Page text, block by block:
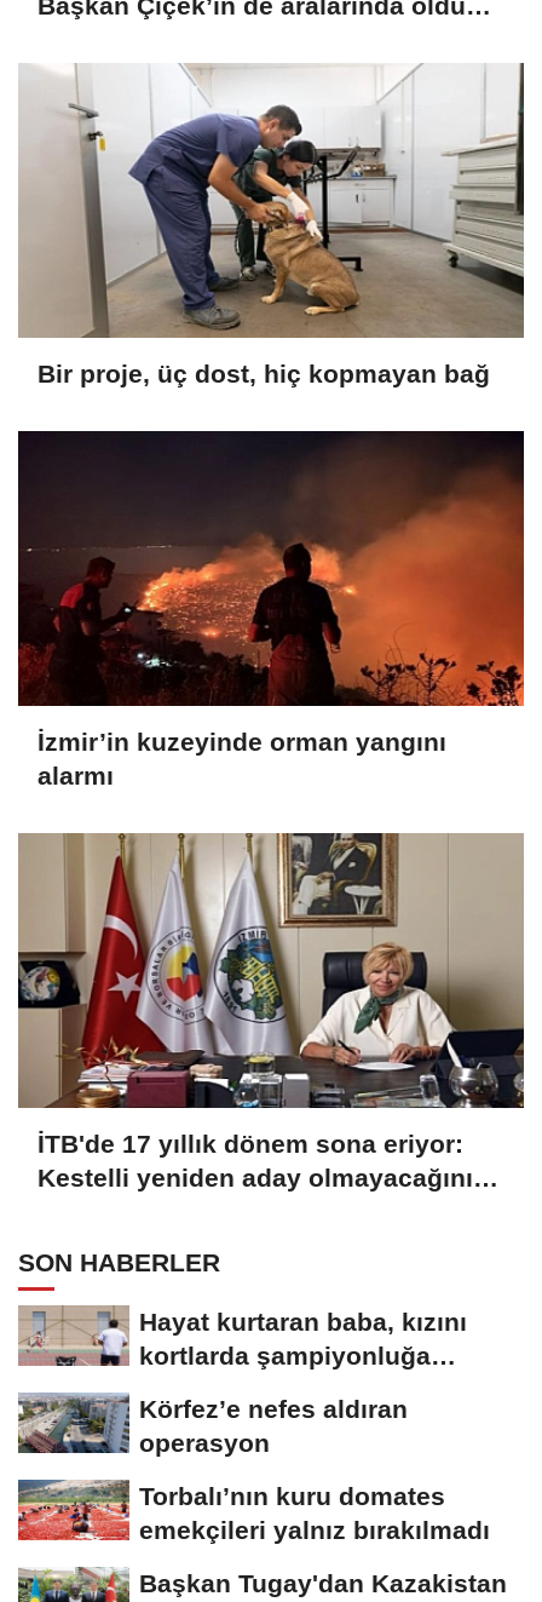
Bir proje, üç dost, hiç kopmayan bağ
İzmir’in kuzeyinde orman yangını
alarmı
İTB'de 17 yıllık dönem sona eriyor:
Kestelli yeniden aday olmayacağını
SON HABERLER
Hayat kurtaran baba, kızını
kortlarda şampiyonluğa
Körfez’e nefes aldıran
operasyon
Torbalı’nın kuru domates
emekçileri yalnız bırakılmadı
Başkan Tugay'dan Kazakistan